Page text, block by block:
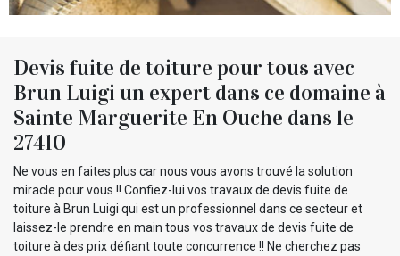
Devis fuite de toiture pour tous avec
Brun Luigi un expert dans ce domaine à
Sainte Marguerite En Ouche dans le
27410
Ne vous en faites plus car nous vous avons trouvé la solution
miracle pour vous !! Confiez-lui vos travaux de devis fuite de
toiture à Brun Luigi qui est un professionnel dans ce secteur et
laissez-le prendre en main tous vos travaux de devis fuite de
toiture à des prix défiant toute concurrence !! Ne cherchez pas